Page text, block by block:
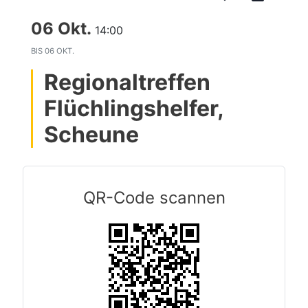
06 Okt. 14:00
BIS 06 OKT.
Regionaltreffen
Flüchlingshelfer,
Scheune
QR-Code scannen